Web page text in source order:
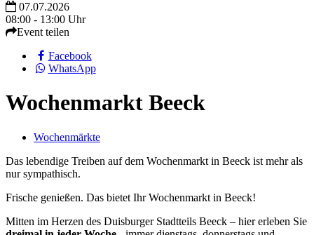
07.07.2026
08:00 - 13:00 Uhr
Event teilen
Facebook
WhatsApp
Wochenmarkt Beeck
Wochenmärkte
Das lebendige Treiben auf dem Wochenmarkt in Beeck ist mehr als
nur sympathisch.
Frische genießen. Das bietet Ihr Wochenmarkt in Beeck!
Mitten im Herzen des Duisburger Stadtteils Beeck – hier erleben Sie